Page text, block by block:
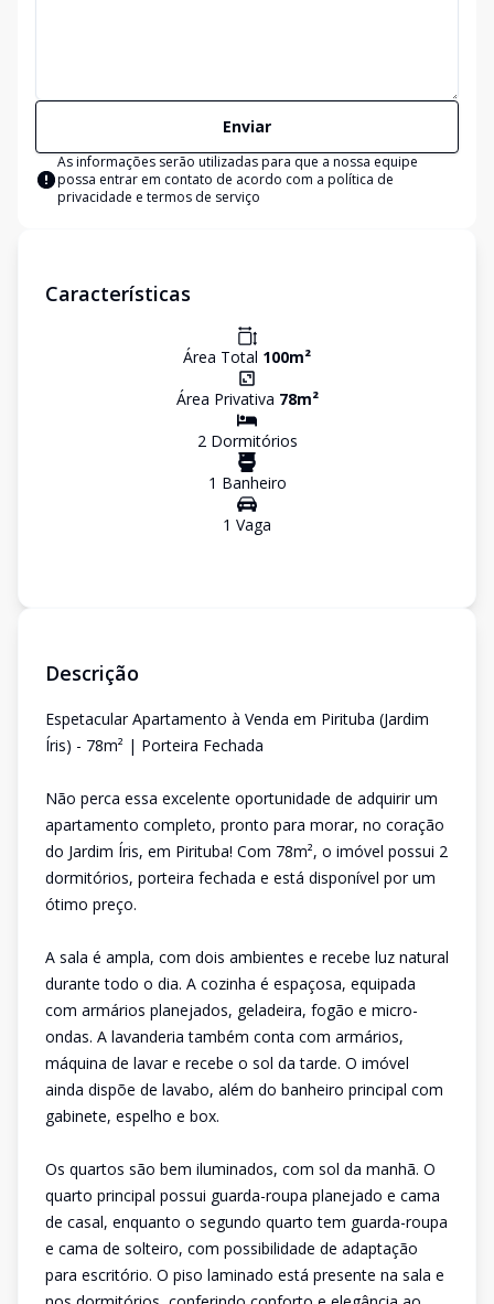
Enviar
As informações serão utilizadas para que a nossa equipe
possa entrar em contato de acordo com a política de
privacidade e termos de serviço
Características
Área Total 100m²
Área Privativa 78m²
2Dormitórios
1 Banheiro
1 Vaga
Descrição
Espetacular Apartamento à Venda em Pirituba (Jardim
Íris) - 78m² | Porteira Fechada
Não perca essa excelente oportunidade de adquirir um
apartamento completo, pronto para morar, no coração
do Jardim Íris, em Pirituba! Com 78m², o imóvel possui 2
dormitórios, porteira fechada e está disponível por um
ótimo preço.
A sala é ampla, com dois ambientes e recebe luz natural
durante todo o dia. A cozinha é espaçosa, equipada
com armários planejados, geladeira, fogão e micro-
ondas. A lavanderia também conta com armários,
máquina de lavar e recebe o sol da tarde. O imóvel
ainda dispõe de lavabo, além do banheiro principal com
gabinete, espelho e box.
Os quartos são bem iluminados, com sol da manhã. O
quarto principal possui guarda-roupa planejado e cama
de casal, enquanto o segundo quarto tem guarda-roupa
e cama de solteiro, com possibilidade de adaptação
para escritório. O piso laminado está presente na sala e